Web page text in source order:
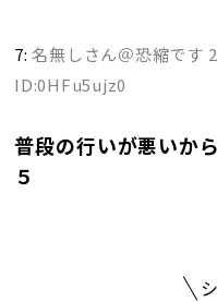
7:名無しさん＠恐縮です
ID:0HFu5ujz0
普段の行いが悪いか
５